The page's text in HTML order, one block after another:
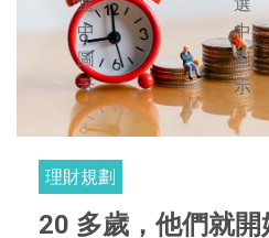
理財規劃
20 多歲，他們就